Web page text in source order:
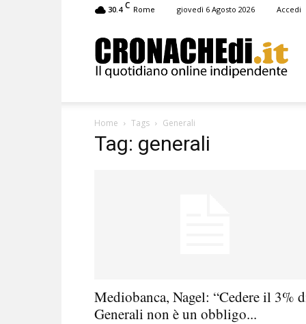
30.4 C Rome giovedì 6 Agosto 2026 Accedi
Home Tags Generali
Tag: generali
Mediobanca, Nagel: “Cedere il 3%
Generali non è un obbligo...